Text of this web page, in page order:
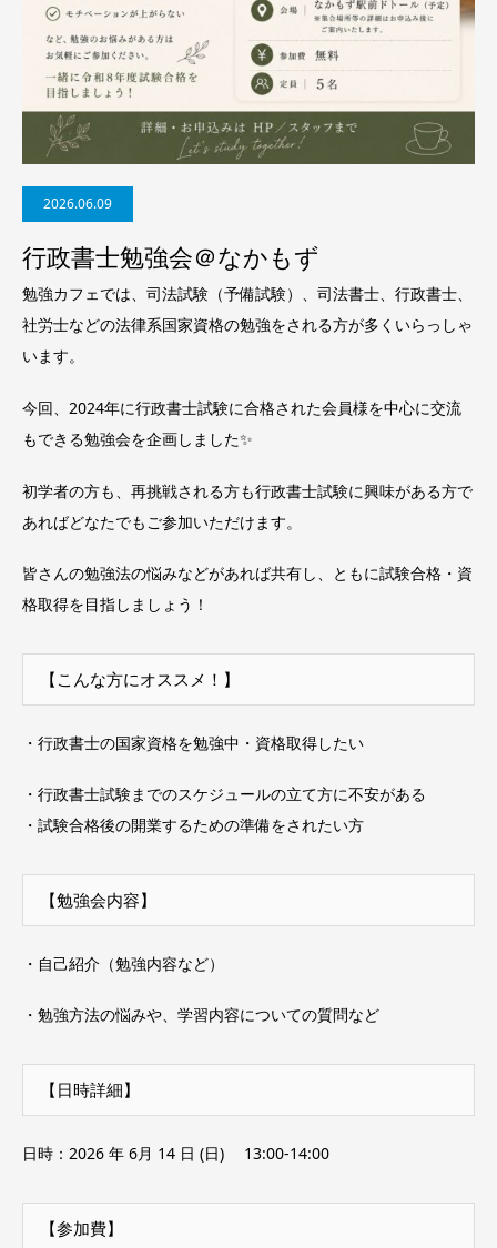
2026.06.09
行政書士勉強会＠なかもず
勉強カフェでは、司法試験（予備試験）、司法書士、行政書士、
社労士などの法律系国家資格の勉強をされる方が多くいらっしゃ
います。
今回、2024年に行政書士試験に合格された会員様を中心に交流
もできる勉強会を企画しました✨
初学者の方も、再挑戦される方も行政書士試験に興味がある方で
あればどなたでもご参加いただけます。
皆さんの勉強法の悩みなどがあれば共有し、ともに試験合格・資
格取得を目指しましょう！
【こんな方にオススメ！】
・行政書士の国家資格を勉強中・資格取得したい
・行政書士試験までのスケジュールの立て方に不安がある
・試験合格後の開業するための準備をされたい方
【勉強会内容】
・自己紹介（勉強内容など）
・勉強方法の悩みや、学習内容についての質問など
【日時詳細】
日時：2026 年 6月 14 日 (日) 13:00‐14:00
【参加費】